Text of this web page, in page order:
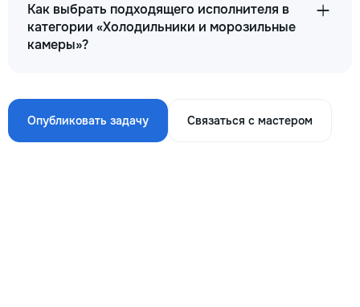
Как выбрать подходящего исполнителя в
категории «Холодильники и морозильные
камеры»?
Опубликовать задачу Связаться с мастером